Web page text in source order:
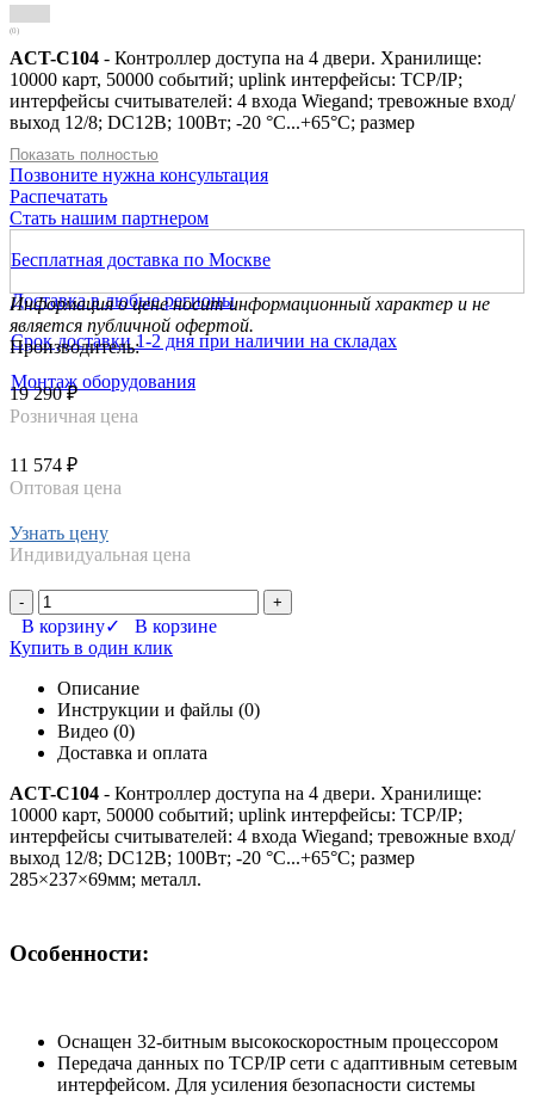
(0)
ACT-C104 - Контроллер доступа на 4 двери. Хранилище:
10000 карт, 50000 событий; uplink интерфейсы: TCP/IP;
интерфейсы считывателей: 4 входа Wiegand; тревожные вход/
выход 12/8; DC12В; 100Вт; -20 °C...+65°C; размер
285×237×69мм; металл.
Показать полностью
Позвоните нужна консультация
Распечатать
Стать нашим партнером
Бесплатная доставка по Москве
Доставка в любые регионы
Срок доставки 1-2 дня при наличии на складах
Монтаж оборудования
Информация о цене носит информационный характер и не
является публичной офертой.
Производитель:
19 290 ₽
Розничная цена
11 574 ₽
Оптовая цена
Узнать цену
Индивидуальная цена
- +
В корзину✓ В корзине
Купить в один клик
Описание
Инструкции и файлы (0)
Видео (0)
Доставка и оплата
ACT-C104 - Контроллер доступа на 4 двери. Хранилище:
10000 карт, 50000 событий; uplink интерфейсы: TCP/IP;
интерфейсы считывателей: 4 входа Wiegand; тревожные вход/
выход 12/8; DC12В; 100Вт; -20 °C...+65°C; размер
285×237×69мм; металл.
Особенности:
Оснащен 32-битным высокоскоростным процессором
Передача данных по TCP/IP сети с адаптивным сетевым
интерфейсом. Для усиления безопасности системы